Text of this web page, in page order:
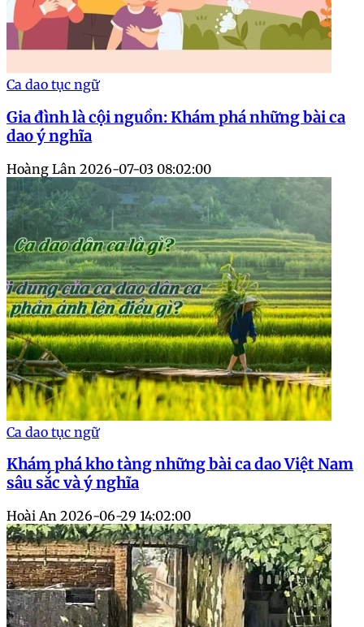
Ca dao tục ngữ
Gia đình là cội nguồn: Khám phá những bài ca
dao ý nghĩa
Hoàng Lân 2026-07-03 08:02:00
Ca dao tục ngữ
Khám phá kho tàng những bài ca dao Việt Nam
sâu sắc và ý nghĩa
Hoài An 2026-06-29 14:02:00